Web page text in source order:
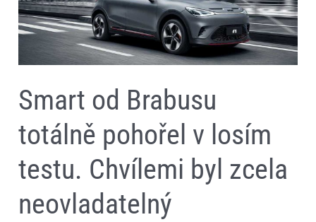
Smart od Brabusu
totálně pohořel v losím
testu. Chvílemi byl zcela
neovladatelný
Chvílemi
byl
zcela
neovladatelný